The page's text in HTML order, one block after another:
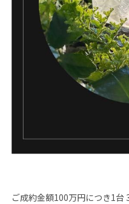
ご成約金額100万円につき1台